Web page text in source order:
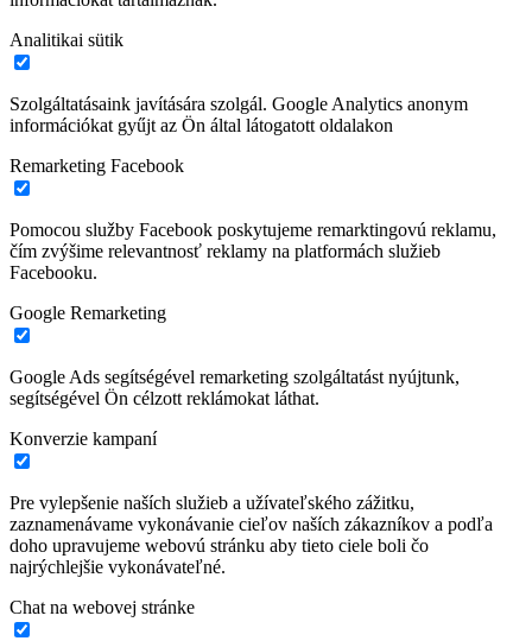
Analitikai sütik
Szolgáltatásaink javítására szolgál. Google Analytics anonym
információkat gyűjt az Ön által látogatott oldalakon
Remarketing Facebook
Pomocou služby Facebook poskytujeme remarktingovú reklamu,
čím zvýšime relevantnosť reklamy na platformách služieb
Facebooku.
Google Remarketing
Google Ads segítségével remarketing szolgáltatást nyújtunk,
segítségével Ön célzott reklámokat láthat.
Konverzie kampaní
Pre vylepšenie naších služieb a užívateľského zážitku,
zaznamenávame vykonávanie cieľov naších zákazníkov a podľa
doho upravujeme webovú stránku aby tieto ciele boli čo
najrýchlejšie vykonávateľné.
Chat na webovej stránke